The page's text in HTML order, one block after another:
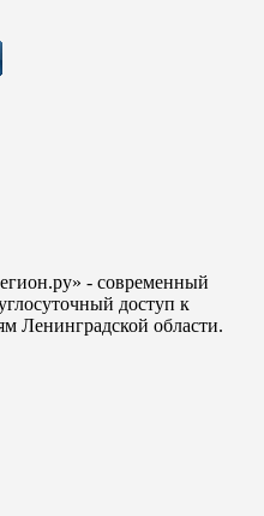
- современный
доступ к
Ленинградской области.